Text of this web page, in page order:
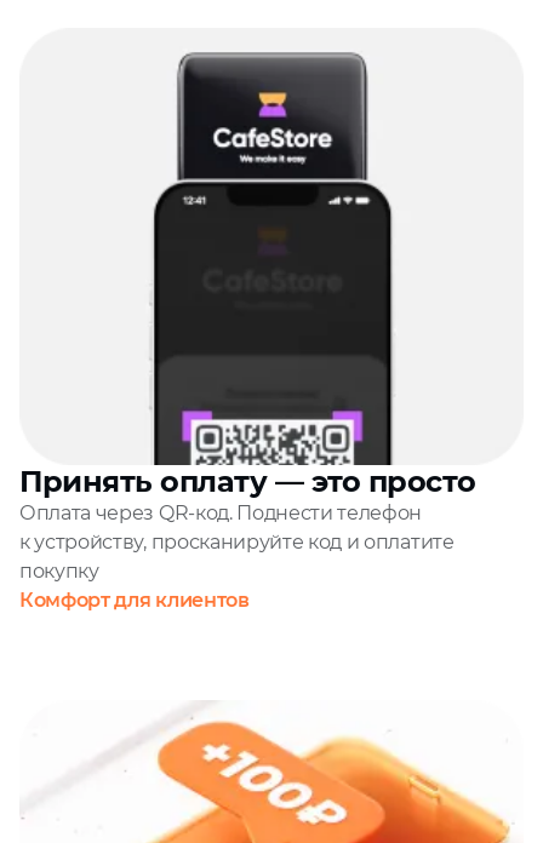
Принять оплату — это просто
Оплата через QR‑код. Поднести телефон
к устройству, просканируйте код и оплатите
покупку
Комфорт для клиентов